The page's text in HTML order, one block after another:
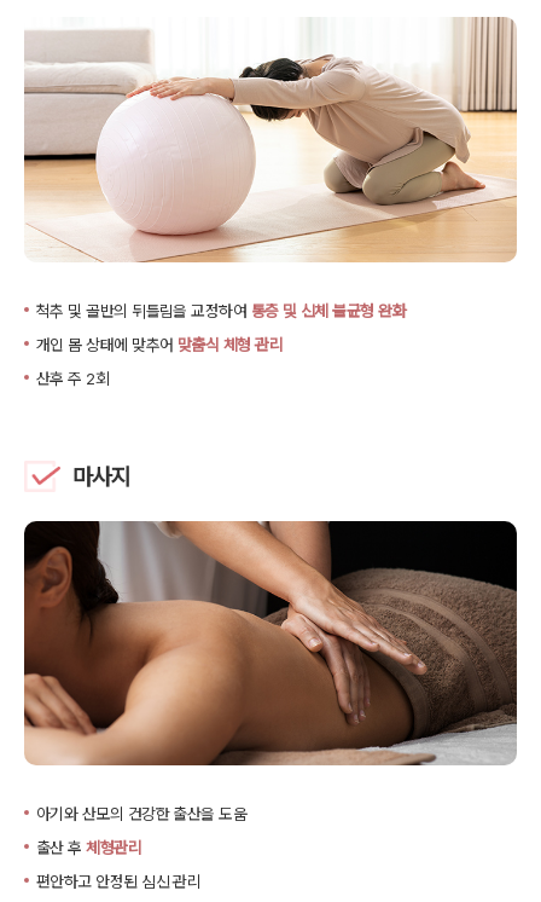
척추 및 골반의 뒤틀림을 교정하여 통증 및 신체 불균형 완화
개인 몸 상태에 맞추어 맞춤식 체형 관리
산후 주 2회
마사지
아기와 산모의 건강한 출산을 도움
출산 후체형관리
편안하고 안정된 심신 관리